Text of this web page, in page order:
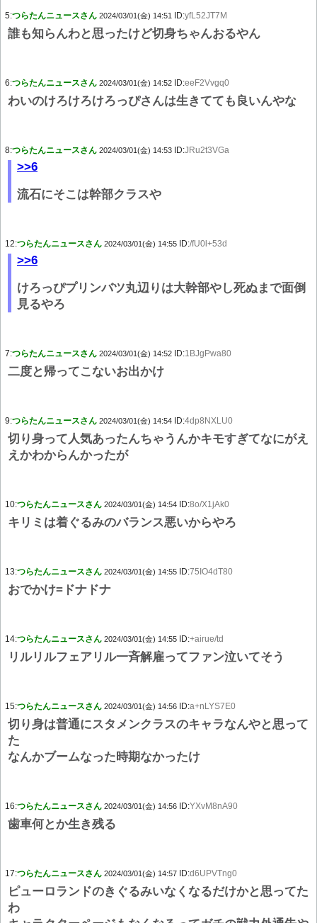
5:つらたんニュースさん 2024/03/01(金) 14:51 ID:yfL52JT7M
誰も知らんわと思ったけど切身ちゃんおるやん
6:つらたんニュースさん 2024/03/01(金) 14:52 ID:eeF2Vvgq0
わいのけろけろけろっぴさんは生きてても良いんやな
8:つらたんニュースさん 2024/03/01(金) 14:53 ID:JRu2t3VGa
>>6
流石にそこは幹部クラスや
12:つらたんニュースさん 2024/03/01(金) 14:55 ID:/fU0l+53d
>>6
けろっぴプリンバツ丸辺りは大幹部やし死ぬまで面倒
見るやろ
7:つらたんニュースさん 2024/03/01(金) 14:52 ID:1BJgPwa80
二度と帰ってこないお出かけ
9:つらたんニュースさん 2024/03/01(金) 14:54 ID:4dp8NXLU0
切り身って人気あったんちゃうんかキモすぎてなにがえ
えかわからんかったが
10:つらたんニュースさん 2024/03/01(金) 14:54 ID:8o/X1jAk0
キリミは着ぐるみのバランス悪いからやろ
13:つらたんニュースさん 2024/03/01(金) 14:55 ID:75IO4dT80
おでかけ=ドナドナ
14:つらたんニュースさん 2024/03/01(金) 14:55 ID:+airue/td
リルリルフェアリル一斉解雇ってファン泣いてそう
15:つらたんニュースさん 2024/03/01(金) 14:56 ID:a+nLYS7E0
切り身は普通にスタメンクラスのキャラなんやと思って
た
なんかブームなった時期なかったけ
16:つらたんニュースさん 2024/03/01(金) 14:56 ID:YXvM8nA90
歯車何とか生き残る
17:つらたんニュースさん 2024/03/01(金) 14:57 ID:d6UPVTng0
ピューロランドのきぐるみいなくなるだけかと思ってた
わ